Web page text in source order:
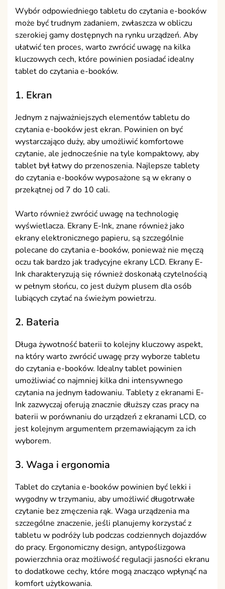
Wybór odpowiedniego tabletu do czytania e-booków
może być trudnym zadaniem, zwłaszcza w obliczu
szerokiej gamy dostępnych na rynku urządzeń. Aby
ułatwić ten proces, warto zwrócić uwagę na kilka
kluczowych cech, które powinien posiadać idealny
tablet do czytania e-booków.
1. Ekran
Jednym z najważniejszych elementów tabletu do
czytania e-booków jest ekran. Powinien on być
wystarczająco duży, aby umożliwić komfortowe
czytanie, ale jednocześnie na tyle kompaktowy, aby
tablet był łatwy do przenoszenia. Najlepsze tablety
do czytania e-booków wyposażone są w ekrany o
przekątnej od 7 do 10 cali.
Warto również zwrócić uwagę na technologię
wyświetlacza. Ekrany E-Ink, znane również jako
ekrany elektronicznego papieru, są szczególnie
polecane do czytania e-booków, ponieważ nie męczą
oczu tak bardzo jak tradycyjne ekrany LCD. Ekrany E-
Ink charakteryzują się również doskonałą czytelnością
w pełnym słońcu, co jest dużym plusem dla osób
lubiących czytać na świeżym powietrzu.
2. Bateria
Długa żywotność baterii to kolejny kluczowy aspekt,
na który warto zwrócić uwagę przy wyborze tabletu
do czytania e-booków. Idealny tablet powinien
umożliwiać co najmniej kilka dni intensywnego
czytania na jednym ładowaniu. Tablety z ekranami E-
Ink zazwyczaj oferują znacznie dłuższy czas pracy na
baterii w porównaniu do urządzeń z ekranami LCD, co
jest kolejnym argumentem przemawiającym za ich
wyborem.
3. Waga i ergonomia
Tablet do czytania e-booków powinien być lekki i
wygodny w trzymaniu, aby umożliwić długotrwałe
czytanie bez zmęczenia rąk. Waga urządzenia ma
szczególne znaczenie, jeśli planujemy korzystać z
tabletu w podróży lub podczas codziennych dojazdów
do pracy. Ergonomiczny design, antypoślizgowa
powierzchnia oraz możliwość regulacji jasności ekranu
to dodatkowe cechy, które mogą znacząco wpłynąć na
komfort użytkowania.